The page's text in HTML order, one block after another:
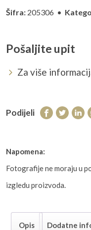
Šifra: 205306 •
Pošaljite upit
Za više
Podijeli
Napomena:
Fotografije ne moraju u
izgledu proizvoda.
Opis Dodatne